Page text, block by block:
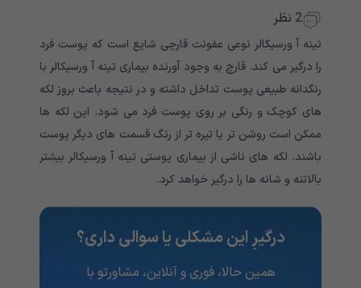
2 نظر
تینه آ ورسیکالر نوعی عفونت قارچی شایع است که پوست فرد
را درگیر می کند. قارچ به وجود آورنده بیماری تینه آ ورسیکالر با
رنگدانه طبیعی پوست تداخل داشته و در نتیجه باعث بروز لکه
های کوچک و رنگی بر روی پوست فرد می شود. این لکه ها
ممکن است روشن تر یا تیره تر از رنگ قسمت های دیگر پوست
باشند. لکه های ناشی از بیماری پوستی تینه آ ورسیکالر بیشتر
بالاتنه و شانه ها را درگیر خواهد کرد.
درگیرِ این مشکلی یا سوالی داری؟
همین حالا، فوری و آنلاین، مشاورتو با